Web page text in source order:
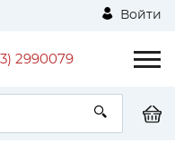
Войти
2990079